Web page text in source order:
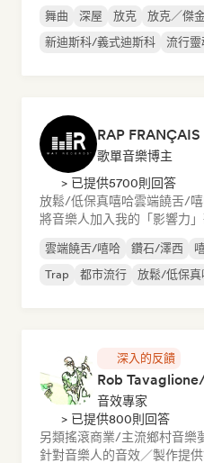
舞曲 深屋 放克 放克／傑
新迪斯科/義式迪斯科
流行靈
歌單音樂博主
> 已提供5700則回答
放鬆/低保真嘻哈雲端饒舌/
將音樂人加入我的「影響力
雲端饒舌/嘻哈 鑽石/澤西
Trap
都市流行 放鬆/低保真
深入的反饋
Rob
音效專家
> 已提供800則回答
另類搖滾商業/主流鄉村音樂
針對音樂人的音效／製作提